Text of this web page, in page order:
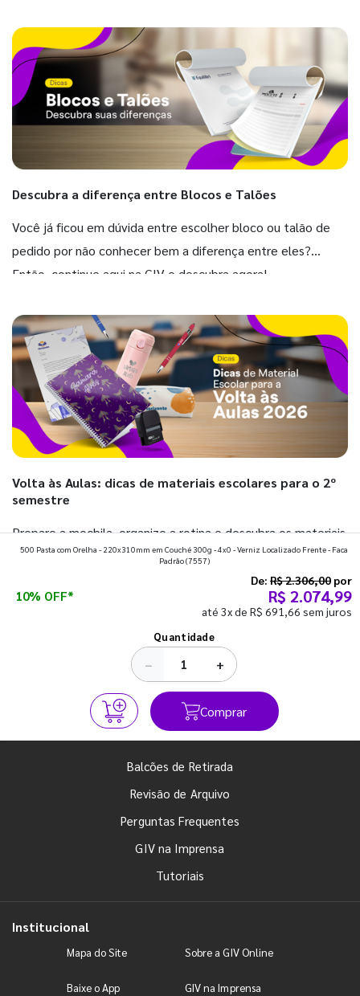
Descubra a diferença entre Blocos e Talões
Você já ficou em dúvida entre escolher bloco ou talão de
pedido por não conhecer bem a diferença entre eles?
Então, continue aqui na GIV e descubra agora!
Volta às Aulas: dicas de materiais escolares para o 2º
semestre
Prepare a mochila, organize a rotina e descubra os materiais
que fazem toda diferença para começar o segundo
500 Pasta com Orelha - 220x310mm em Couché 300g - 4x0 - Verniz Localizado Frente - Faca
Padrão(7557)
10% OFF*
De: R$ 2.306,00 por
R$ 2.074,99
até 3x de R$ 691,66 sem juros
Quantidade
− +
Comprar
Balcões de Retirada
Revisão de Arquivo
Perguntas Frequentes
GIV na Imprensa
Tutoriais
Institucional
Mapa do Site Sobre a GIV Online
Baixe o App GIV na Imprensa